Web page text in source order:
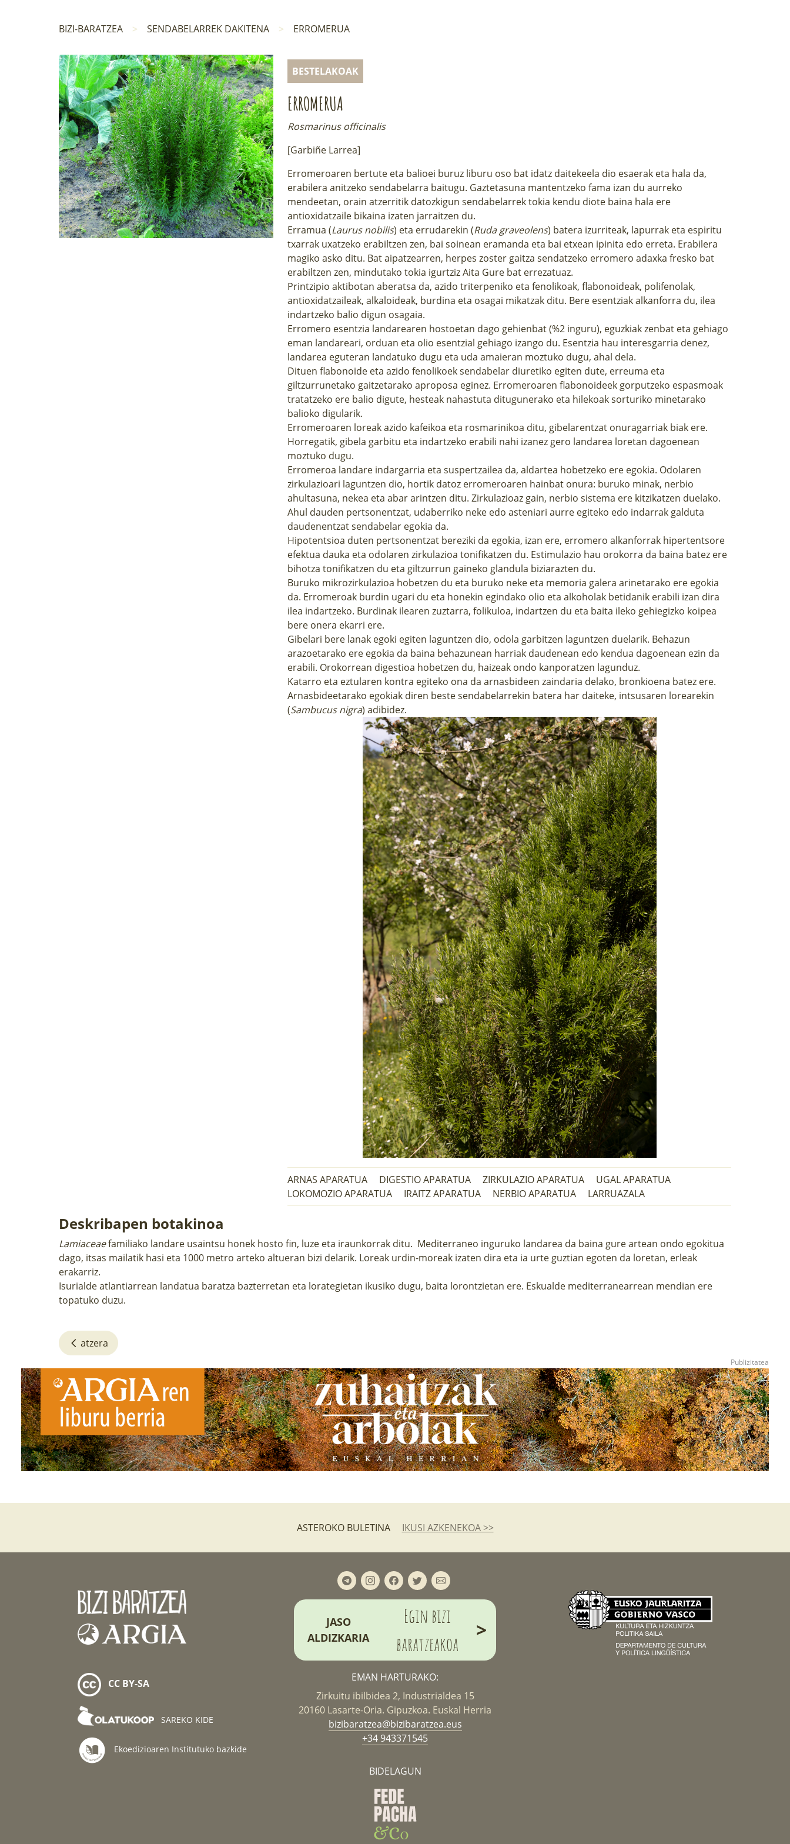
BIZI-BARATZEA SENDABELARREK DAKITENA ERROMERUA
BESTELAKOAK
ERROMERUA
Rosmarinus officinalis
[Garbiñe Larrea]
Erromeroaren bertute eta balioei buruz liburu oso bat idatz daitekeela dio esaerak eta hala da,
erabilera anitzeko sendabelarra baitugu. Gaztetasuna mantentzeko fama izan du aurreko
mendeetan, orain atzerritik datozkigun sendabelarrek tokia kendu diote baina hala ere
antioxidatzaile bikaina izaten jarraitzen du.
Erramua (Laurus nobilis) eta errudarekin (Ruda graveolens) batera izurriteak, lapurrak eta espiritu
txarrak uxatzeko erabiltzen zen, bai soinean eramanda eta bai etxean ipinita edo erreta. Erabilera
magiko asko ditu. Bat aipatzearren, herpes zoster gaitza sendatzeko erromero adaxka fresko bat
erabiltzen zen, mindutako tokia igurtziz Aita Gure bat errezatuaz.
Printzipio aktibotan aberatsa da, azido triterpeniko eta fenolikoak, flabonoideak, polifenolak,
antioxidatzaileak, alkaloideak, burdina eta osagai mikatzak ditu. Bere esentziak alkanforra du, ilea
indartzeko balio digun osagaia.
Erromero esentzia landarearen hostoetan dago gehienbat (%2 inguru), eguzkiak zenbat eta gehiago
eman landareari, orduan eta olio esentzial gehiago izango du. Esentzia hau interesgarria denez,
landarea eguteran landatuko dugu eta uda amaieran moztuko dugu, ahal dela.
Dituen flabonoide eta azido fenolikoek sendabelar diuretiko egiten dute, erreuma eta
giltzurrunetako gaitzetarako aproposa eginez. Erromeroaren flabonoideek gorputzeko espasmoak
tratatzeko ere balio digute, hesteak nahastuta ditugunerako eta hilekoak sorturiko minetarako
balioko digularik.
Erromeroaren loreak azido kafeikoa eta rosmarinikoa ditu, gibelarentzat onuragarriak biak ere.
Horregatik, gibela garbitu eta indartzeko erabili nahi izanez gero landarea loretan dagoenean
moztuko dugu.
Erromeroa landare indargarria eta suspertzailea da, aldartea hobetzeko ere egokia. Odolaren
zirkulazioari laguntzen dio, hortik datoz erromeroaren hainbat onura: buruko minak, nerbio
ahultasuna, nekea eta abar arintzen ditu. Zirkulazioaz gain, nerbio sistema ere kitzikatzen duelako.
Ahul dauden pertsonentzat, udaberriko neke edo asteniari aurre egiteko edo indarrak galduta
daudenentzat sendabelar egokia da.
Hipotentsioa duten pertsonentzat bereziki da egokia, izan ere, erromero alkanforrak hipertentsore
efektua dauka eta odolaren zirkulazioa tonifikatzen du. Estimulazio hau orokorra da baina batez ere
bihotza tonifikatzen du eta giltzurrun gaineko glandula biziarazten du.
Buruko mikrozirkulazioa hobetzen du eta buruko neke eta memoria galera arinetarako ere egokia
da. Erromeroak burdin ugari du eta honekin egindako olio eta alkoholak betidanik erabili izan dira
ilea indartzeko. Burdinak ilearen zuztarra, folikuloa, indartzen du eta baita ileko gehiegizko koipea
bere onera ekarri ere.
Gibelari bere lanak egoki egiten laguntzen dio, odola garbitzen laguntzen duelarik. Behazun
arazoetarako ere egokia da baina behazunean harriak daudenean edo kendua dagoenean ezin da
erabili. Orokorrean digestioa hobetzen du, haizeak ondo kanporatzen lagunduz.
Katarro eta eztularen kontra egiteko ona da arnasbideen zaindaria delako, bronkioena batez ere.
Arnasbideetarako egokiak diren beste sendabelarrekin batera har daiteke, intsusaren lorearekin
(Sambucus nigra) adibidez.
ARNAS APARATUA DIGESTIO APARATUA ZIRKULAZIO APARATUA
UGAL APARATUA
LOKOMOZIO APARATUA
IRAITZ APARATUA NERBIO APARATUA LARRUAZALA
Deskribapen botakinoa
Lamiaceaefamiliako landare usaintsu honek hosto fin, luze eta iraunkorrak ditu. Mediterraneo inguruko landarea da baina gure artean ondo egokitua
dago, itsas mailatik hasi eta 1000 metro arteko altueran bizi delarik. Loreak urdin-moreak izaten dira eta ia urte guztian egoten da loretan, erleak
erakarriz.
Isurialde atlantiarrean landatua baratza bazterretan eta lorategietan ikusiko dugu, baita lorontzietan ere. Eskualde mediterranearrean mendian ere
topatuko duzu.
atzera
ASTEROKO BULETINA IKUSI AZKENEKOA >>
CC BY-SA
SAREKO KIDE
Ekoedizioaren Institutuko bazkide
JASO
ALDIZKARIA
Egin bizi
baratzeakoa
>
EMAN HARTURAKO:
Zirkuitu ibilbidea 2, Industrialdea 15
20160 Lasarte-Oria. Gipuzkoa. Euskal Herria
bizibaratzea@bizibaratzea.eus
+34 943371545
BIDELAGUN